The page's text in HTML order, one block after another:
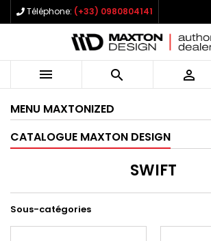
Téléphone: (+33) 0980804141
  
MENU MAXTONIZED
CATALOGUE MAXTON DESIGN
SWIFT
Sous-catégories